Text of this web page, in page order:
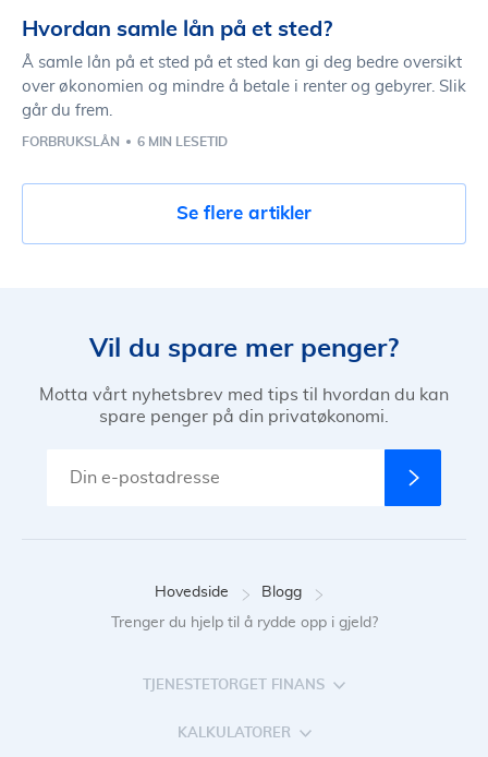
Hvordan samle lån på et sted?
Å samle lån på et sted på et sted kan gi deg bedre oversikt
over økonomien og mindre å betale i renter og gebyrer. Slik
går du frem.
FORBRUKSLÅN 6 MIN LESETID
Se flere artikler
Vil du spare mer penger?
Motta vårt nyhetsbrev med tips til hvordan du kan
spare penger på din privatøkonomi.
Hovedside
Blogg
Trenger du hjelp til å rydde opp i gjeld?
TJENESTETORGET FINANS
KALKULATORER